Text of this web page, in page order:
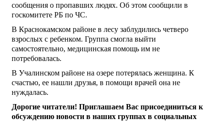
сообщения о пропавших людях. Об этом сообщили в
госкомитете РБ по ЧС.
В Краснокамском районе в лесу заблудились четверо
взрослых с ребенком. Группа смогла выйти
самостоятельно, медицинская помощь им не
потребовалась.
В Учалинском районе на озере потерялась женщина. К
счастью, ее нашли друзья, в помощи врачей она не
нуждалась.
Дорогие читатели! Приглашаем Вас присоединиться к
обсуждению новости в наших группах в социальных